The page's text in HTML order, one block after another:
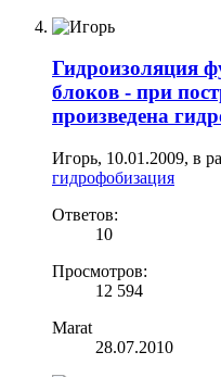
Гидроизоляция
блоков - при
произведена
Игорь, 10.01.2009, в
гидрофобизация
Ответов:
10
Просмотров:
12 594
Marat
28.07.2010